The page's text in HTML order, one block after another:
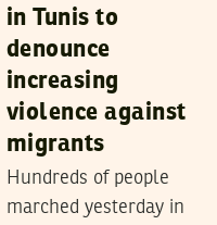
in Tunis to
denounce
increasing
violence against
migrants
Hundreds of people
marched yesterday in